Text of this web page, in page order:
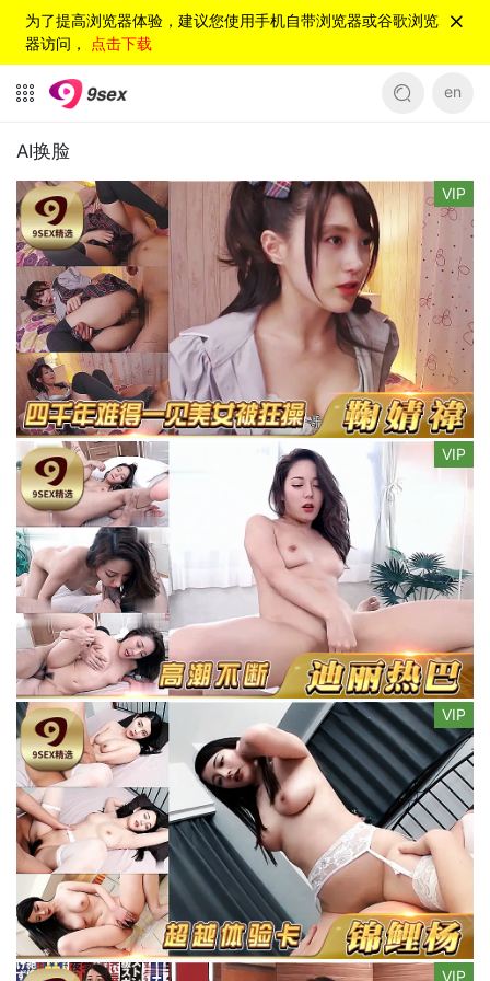
为了提高浏览器体验，建议您使用手机自带浏览器或谷歌浏览
器访问， 点击下载
en
AI换脸
VIP
VIP
VIP
VIP